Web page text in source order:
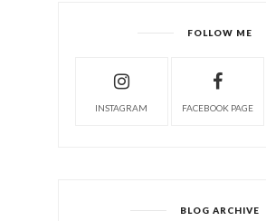
FOLLOW ME
INSTAGRAM FACEBOOK PAGE
BLOG ARCHIVE